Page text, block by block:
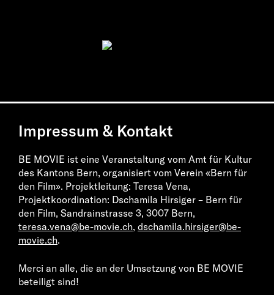
Impressum & Kontakt
BE MOVIE ist eine Veranstaltung vom Amt für Kultur
des Kantons Bern, organisiert vom Verein «Bern für
den Film». Projektleitung: Teresa Vena,
Projektkoordination: Dschamila Hirsiger – Bern für
den Film, Sandrainstrasse 3, 3007 Bern,
teresa.vena@be-movie.ch, dschamila.hirsiger@be-
movie.ch.
Merci an alle, die an der Umsetzung von BE MOVIE
beteiligt sind!